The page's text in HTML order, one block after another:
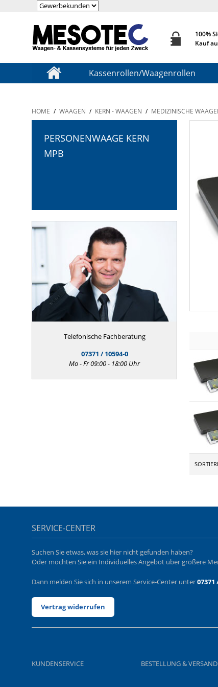
100%
Kauf
Kassenrollen/Waagenrollen
HOME / WAAGEN / KERN - WAAGEN / MEDIZINISCHE
PERSONENWAAGE KERN
MPB
Telefonische Fachberatung
07371 / 10594-0
Mo - Fr 09:00 - 18:00 Uhr
SERVICE-CENTER
Suchen Sie etwas, was sie hier nicht gefunden haben?
Oder möchten Sie ein Individuelles Angebot über größere
Dann melden Sie sich in unserem Service-Center unter07371
Vertrag widerrufen
KUNDENSERVICE BESTELLUNG & VERSAND